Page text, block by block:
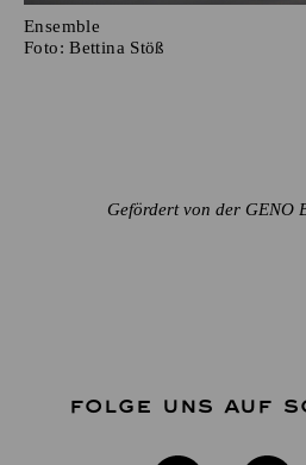
Ensemble
Foto: Bettina Stöß
Gefördert von der GENO
FOLGE UNS AUF